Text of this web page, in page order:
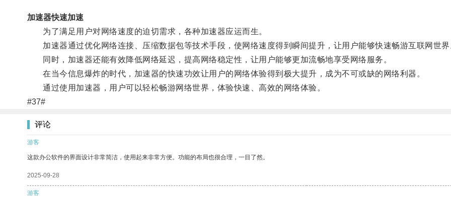
加速器快速加速
为了满足用户对网络速度的迫切需求，各种加速器应运而生。
加速器通过优化网络连接、压缩数据包等技术手段，使网络速度得到瞬间提升，让用户能够快速畅游互联网世界
同时，加速器还能有效降低网络延迟，提高网络稳定性，让用户能够更加流畅地享受网络服务。
在当今信息爆炸的时代，加速器的快速功效让用户的网络体验得到极大提升，成为不可或缺的网络利器。
通过使用加速器，用户可以轻松畅游网络世界，体验快速、高效的网络体验。
#37#
评论
游客
这款办公软件的界面设计非常简洁，使用起来非常方便。功能的布局也很合理，一目了然。
2025-09-28
游客